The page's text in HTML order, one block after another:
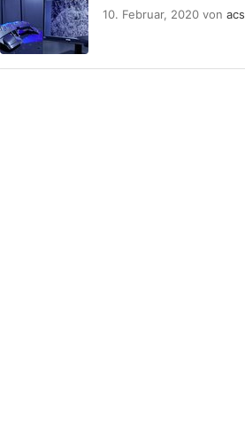
10. Februar, 2020 von acs